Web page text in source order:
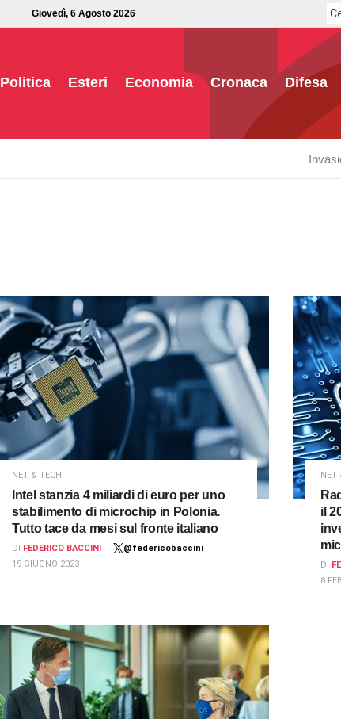
Giovedì, 6 Agosto 2026
Politica Esteri Economia Cronaca Difesa
NET & TECH
Intel stanzia 4 miliardi di euro per uno
stabilimento di microchip in Polonia.
Tutto tace da mesi sul fronte italiano
DI FEDERICO BACCINI
@federicobaccini
19 GIUGNO 2023
NET
il
DI
8